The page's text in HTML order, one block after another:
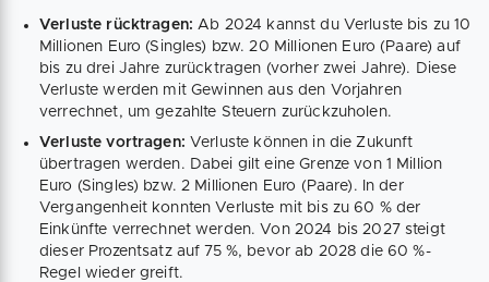
Verluste rücktragen: Ab 2024 kannst du Verluste bis zu 10
Millionen Euro (Singles) bzw. 20 Millionen Euro (Paare) auf
bis zu drei Jahre zurücktragen (vorher zwei Jahre). Diese
Verluste werden mit Gewinnen aus den Vorjahren
verrechnet, um gezahlte Steuern zurückzuholen.
Verluste vortragen: Verluste können in die Zukunft
übertragen werden. Dabei gilt eine Grenze von 1 Million
Euro (Singles) bzw. 2 Millionen Euro (Paare). In der
Vergangenheit konnten Verluste mit bis zu 60 % der
Einkünfte verrechnet werden. Von 2024 bis 2027 steigt
dieser Prozentsatz auf 75 %, bevor ab 2028 die 60 %-
Regel wieder greift.